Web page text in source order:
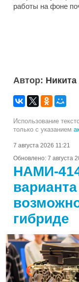
работы на фоне
Автор:
Использование
только с указанием
7 августа 2026 11:21
Обновлено: 7 августа
НАМИ-
гибриде